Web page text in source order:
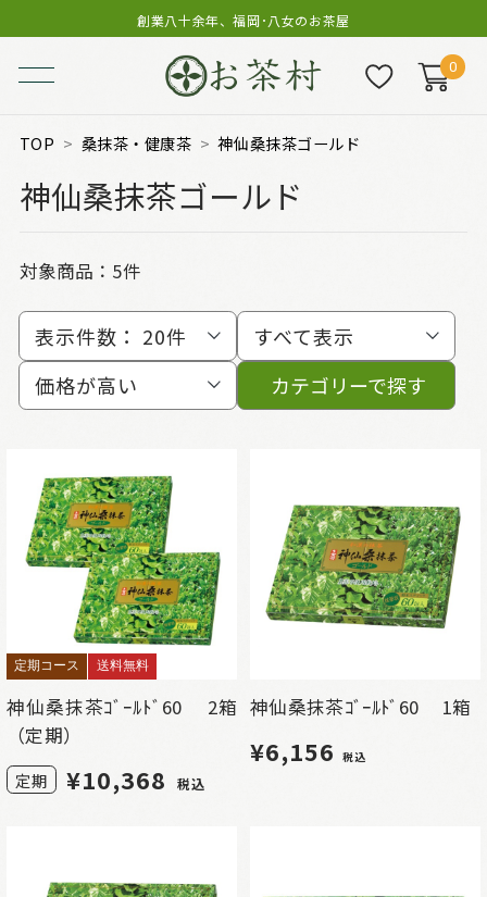
創業八十余年、福岡･八女のお茶屋
0
TOP 桑抹茶・健康茶 神仙桑抹茶ゴールド
神仙桑抹茶ゴールド
対象商品： 5件
表示件数： 20件
すべて表示
価格が高い
カテゴリーで探す
定期コース 送料無料
神仙桑抹茶ｺﾞｰﾙﾄﾞ60 2箱
（定期）
定期 ¥10,368 税込
神仙桑抹茶ｺﾞｰﾙﾄﾞ60 1箱
¥6,156 税込